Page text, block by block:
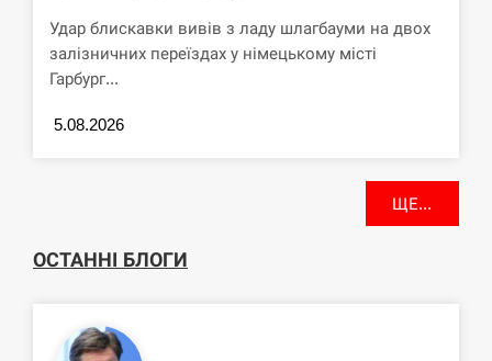
Удар блискавки вивів з ладу шлагбауми на двох
залізничних переїздах у німецькому місті
Гарбург...
5.08.2026
ЩЕ...
ОСТАННІ БЛОГИ